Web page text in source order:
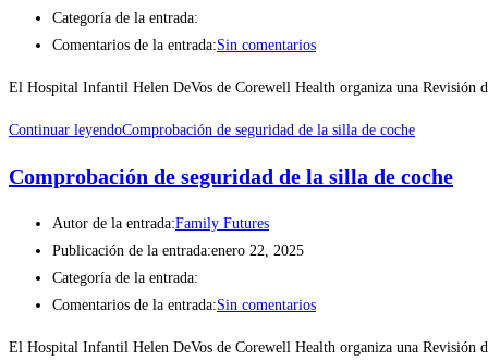
Categoría de la entrada:
Comentarios de la entrada:Sin comentarios
El Hospital Infantil Helen DeVos de Corewell Health organiza una Revisión
Continuar leyendoComprobación de seguridad de la silla de coche
Comprobación de seguridad de la silla de coche
Autor de la entrada:Family Futures
Publicación de la entrada:enero 22, 2025
Categoría de la entrada:
Comentarios de la entrada:Sin comentarios
El Hospital Infantil Helen DeVos de Corewell Health organiza una Revisión